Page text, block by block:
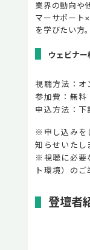
業界の動向や
マーサポート
を学びたい方。
ウェビナー
視聴方法：オ
参加費：無料
申込方法：下
※申し込みを
知らせいたし
※視聴に必要
ト環境）のご
登壇者